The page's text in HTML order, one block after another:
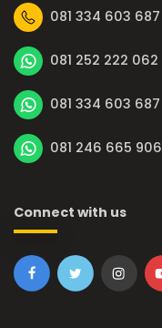
081 334 603 687
081 252 222 062
081 334 603 687
081 246 665 906
Connect with us